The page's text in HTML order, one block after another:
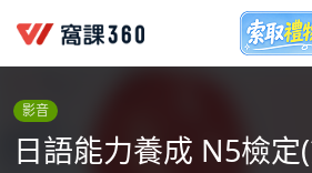
今天想要學什麼?
影音
日語能力養成 N5檢定